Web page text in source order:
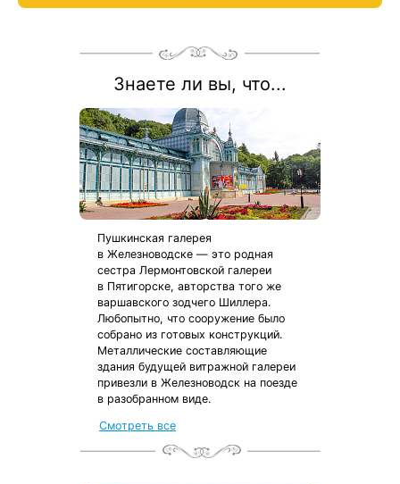
Безлимитное посещение «Итальянских терм». Трансфер на
путёвка включает переходные даты: цена рассчитывается со
Рассчитаем цену со скидкой и забронируем отдых по
Знаете ли вы, что...
Пушкинская галерея
в Железноводске — это родная
сестра Лермонтовской галереи
в Пятигорске, авторства того же
варшавского зодчего Шиллера.
Любопытно, что сооружение было
собрано из готовых конструкций.
Металлические составляющие
здания будущей витражной галереи
привезли в Железноводск на поезде
в разобранном виде.
Смотреть все